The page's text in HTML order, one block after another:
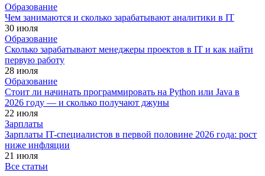
Образование
Чем занимаются и сколько зарабатывают аналитики в IT
30 июля
Образование
Сколько зарабатывают менеджеры проектов в IT и как найти
первую работу
28 июля
Образование
Стоит ли начинать программировать на Python или Java в
2026 году — и сколько получают джуны
22 июля
Зарплаты
Зарплаты IT-специалистов в первой половине 2026 года: рост
ниже инфляции
21 июля
Все статьи